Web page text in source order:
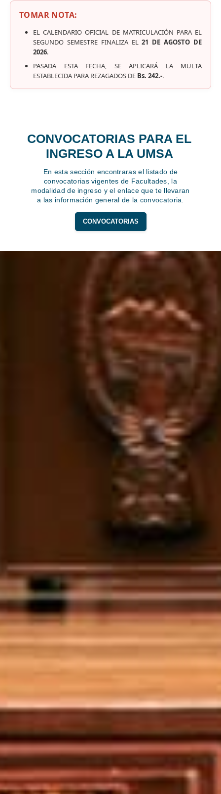
TOMAR NOTA:
EL CALENDARIO OFICIAL DE MATRICULACIÓN PARA EL
SEGUNDO SEMESTRE FINALIZA EL21 DE AGOSTO DE
2026.
PASADA ESTA FECHA, SE APLICARÁ LA MULTA
ESTABLECIDA PARA REZAGADOS DE Bs. 242.-.
CONVOCATORIAS PARA EL
INGRESO A LA UMSA
En esta sección encontraras el listado de
convocatorias vigentes de Facultades, la
modalidad de ingreso y el enlace que te llevaran
a las información general de la convocatoria.
CONVOCATORIAS